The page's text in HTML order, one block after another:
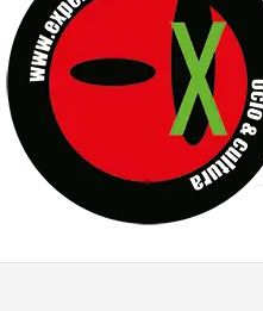
30 AÑOS (NO ES NADA)
D’BALDOMEROS
MARSHALL FLASH
JOFRE BARDAGÍ EN